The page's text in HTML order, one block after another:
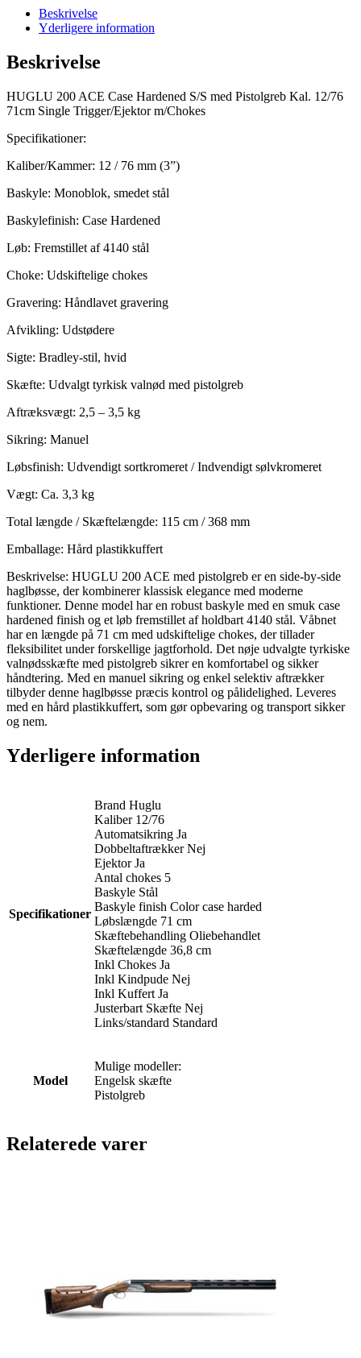
Beskrivelse
Yderligere information
Beskrivelse
HUGLU 200 ACE Case Hardened S/S med Pistolgreb Kal. 12/76
71cm Single Trigger/Ejektor m/Chokes
Specifikationer:
Kaliber/Kammer: 12 / 76 mm (3”)
Baskyle: Monoblok, smedet stål
Baskylefinish: Case Hardened
Løb: Fremstillet af 4140 stål
Choke: Udskiftelige chokes
Gravering: Håndlavet gravering
Afvikling: Udstødere
Sigte: Bradley-stil, hvid
Skæfte: Udvalgt tyrkisk valnød med pistolgreb
Aftræksvægt: 2,5 – 3,5 kg
Sikring: Manuel
Løbsfinish: Udvendigt sortkromeret / Indvendigt sølvkromeret
Vægt: Ca. 3,3 kg
Total længde / Skæftelængde: 115 cm / 368 mm
Emballage: Hård plastikkuffert
Beskrivelse: HUGLU 200 ACE med pistolgreb er en side-by-side
haglbøsse, der kombinerer klassisk elegance med moderne
funktioner. Denne model har en robust baskyle med en smuk case
hardened finish og et løb fremstillet af holdbart 4140 stål. Våbnet
har en længde på 71 cm med udskiftelige chokes, der tillader
fleksibilitet under forskellige jagtforhold. Det nøje udvalgte tyrkiske
valnødsskæfte med pistolgreb sikrer en komfortabel og sikker
håndtering. Med en manuel sikring og enkel selektiv aftrækker
tilbyder denne haglbøsse præcis kontrol og pålidelighed. Leveres
med en hård plastikkuffert, som gør opbevaring og transport sikker
og nem.
Yderligere information
Specifikationer
Brand Huglu
Kaliber 12/76
Automatsikring Ja
Dobbeltaftrækker Nej
Ejektor Ja
Antal chokes 5
Baskyle Stål
Baskyle finish Color case harded
Løbslængde 71 cm
Skæftebehandling Oliebehandlet
Skæftelængde 36,8 cm
Inkl Chokes Ja
Inkl Kindpude Nej
Inkl Kuffert Ja
Justerbart Skæfte Nej
Links/standard Standard
Model
Mulige modeller:
Engelsk skæfte
Pistolgreb
Relaterede varer